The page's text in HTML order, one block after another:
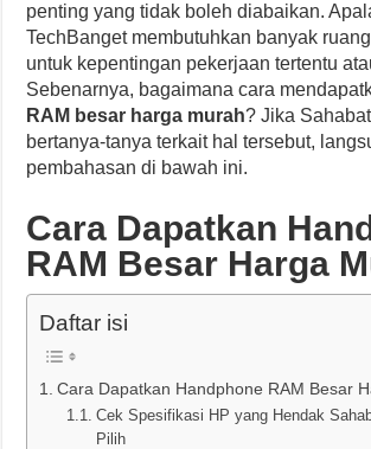
penting yang tidak boleh diabaikan.
TechBanget membutuhkan banyak
untuk kepentingan pekerjaan tertentu
Sebenarnya, bagaimana cara
RAM besar harga murah? Jika
bertanya-tanya terkait hal tersebut,
pembahasan di bawah ini.
Cara Dapatkan
RAM Besar Harga
Daftar isi
Cara Dapatkan Handphone RAM Besar
Cek Spesifikasi HP yang Hendak
Pilih